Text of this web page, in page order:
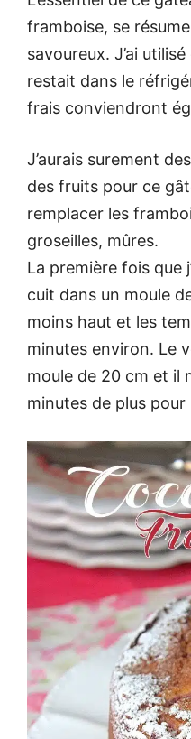
framboise, se
savoureux. J’ai
restait dans le
frais conviendront
J’aurais surement
des fruits pour ce
remplacer les
groseilles, mûres.
La première fois que
cuit dans un moule
moins haut et les
minutes environ. Le
moule de 20 cm et il
minutes de plus